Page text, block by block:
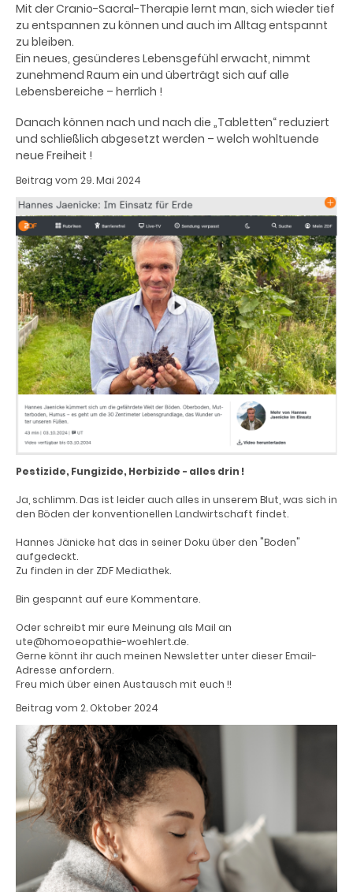
Mit der Cranio-Sacral-Therapie lernt man, sich wieder tief
zu entspannen zu können und auch im Alltag entspannt
zu bleiben.
Ein neues, gesünderes Lebensgefühl erwacht, nimmt
zunehmend Raum ein und überträgt sich auf alle
Lebensbereiche – herrlich !
Danach können nach und nach die „Tabletten“ reduziert
und schließlich abgesetzt werden – welch wohltuende
neue Freiheit !
Beitrag vom 29. Mai 2024
Pestizide, Fungizide, Herbizide - alles drin !
Ja, schlimm. Das ist leider auch alles in unserem Blut, was sich in
den Böden der konventionellen Landwirtschaft findet.
Hannes Jänicke hat das in seiner Doku über den "Boden"
aufgedeckt.
Zu finden in der ZDF Mediathek.
Bin gespannt auf eure Kommentare.
Oder schreibt mir eure Meinung als Mail an
ute@homoeopathie-woehlert.de.
Gerne könnt ihr auch meinen Newsletter unter dieser Email-
Adresse anfordern.
Freu mich über einen Austausch mit euch !!
Beitrag vom 2. Oktober 2024